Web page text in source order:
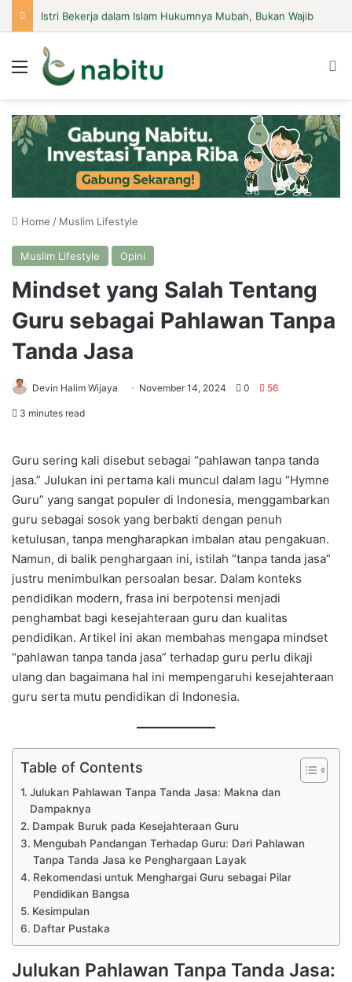
Istri Bekerja dalam Islam Hukumnya Mubah, Bukan Wajib
Menu
Home / Muslim Lifestyle
Muslim Lifestyle Opini
Mindset yang Salah Tentang
Guru sebagai Pahlawan Tanpa
Tanda Jasa
Devin Halim Wijaya November 14, 2024 0 56
3 minutes read
Guru sering kali disebut sebagai “pahlawan tanpa tanda
jasa.” Julukan ini pertama kali muncul dalam lagu “Hymne
Guru” yang sangat populer di Indonesia, menggambarkan
guru sebagai sosok yang berbakti dengan penuh
ketulusan, tanpa mengharapkan imbalan atau pengakuan.
Namun, di balik penghargaan ini, istilah “tanpa tanda jasa”
justru menimbulkan persoalan besar. Dalam konteks
pendidikan modern, frasa ini berpotensi menjadi
penghambat bagi kesejahteraan guru dan kualitas
pendidikan. Artikel ini akan membahas mengapa mindset
“pahlawan tanpa tanda jasa” terhadap guru perlu dikaji
ulang dan bagaimana hal ini mempengaruhi kesejahteraan
guru serta mutu pendidikan di Indonesia.
Table of Contents
Julukan Pahlawan Tanpa Tanda Jasa: Makna dan
Dampaknya
Dampak Buruk pada Kesejahteraan Guru
Mengubah Pandangan Terhadap Guru: Dari Pahlawan
Tanpa Tanda Jasa ke Penghargaan Layak
Rekomendasi untuk Menghargai Guru sebagai Pilar
Pendidikan Bangsa
Kesimpulan
Daftar Pustaka
Julukan Pahlawan Tanpa Tanda Jasa: